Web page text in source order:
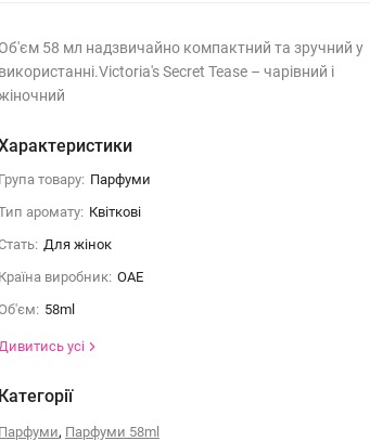
Об'єм 58 мл надзвичайно компактний та зручний у
використанні.Victoria's Secret Tease – чарівний і
Група товару: Парфуми
аромату: Квіткові
Для жінок
Країна виробник: ОАЕ
58ml
усі
Категорії
Парфуми, Парфуми 58ml